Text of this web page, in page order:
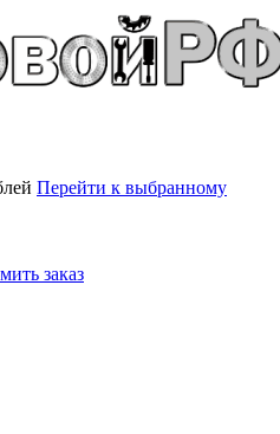
Перейти к выбранному
заказ